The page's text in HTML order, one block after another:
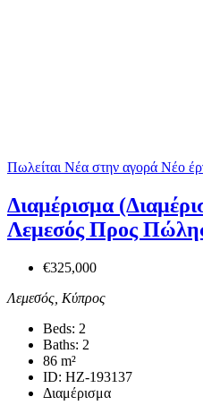
Πωλείται Νέα στην αγορά Νέο
Διαμέρισμα
Λεμεσός Προς
€325,000
Λεμεσός, Κύπρος
Beds: 2
Baths: 2
86 m²
ID: HZ-193137
Διαμέρισμα